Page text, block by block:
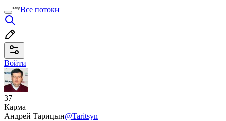
Все потоки
Войти
37
Карма
Андрей Тарицын@Taritsyn